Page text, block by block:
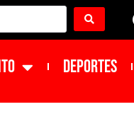
DEPORTES